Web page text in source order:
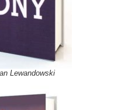
Lewandowski